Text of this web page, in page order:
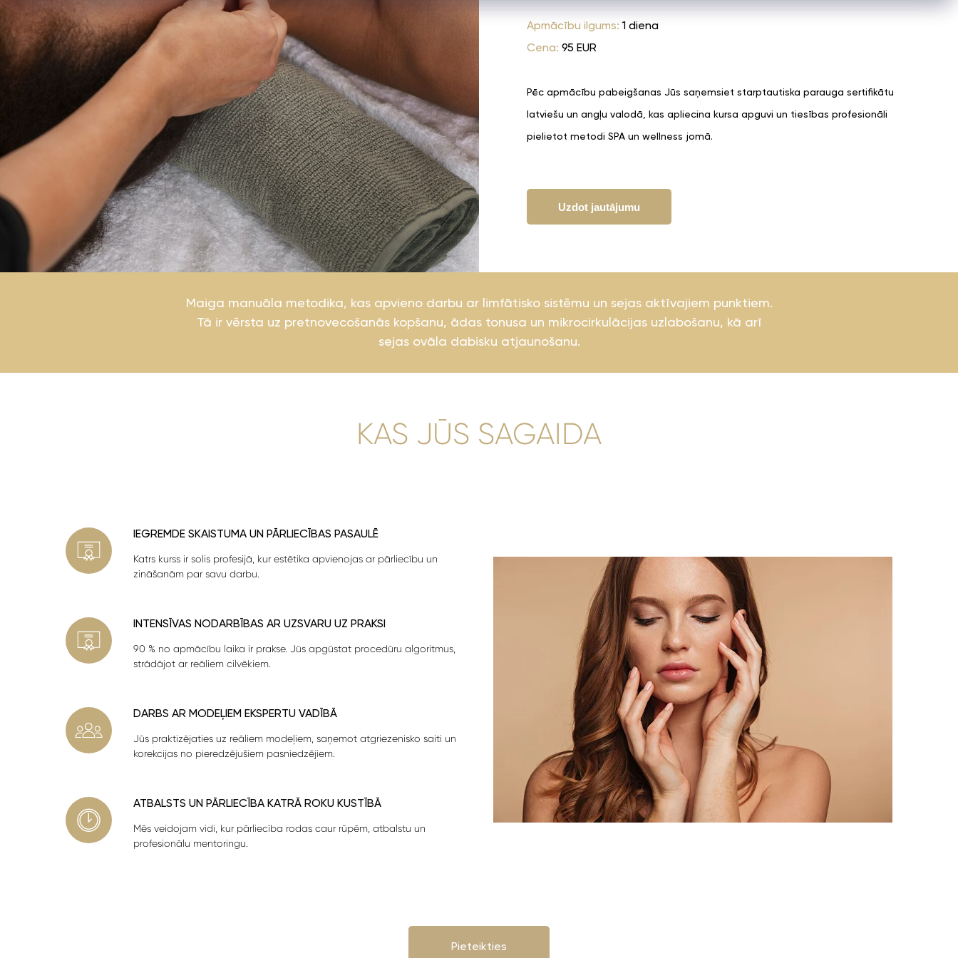
Apmācību ilgums:1 diena
Cena: 95 EUR
Pēc apmācību pabeigšanas Jūs saņemsiet starptautiska parauga sertifikātu
latviešu un angļu valodā, kas apliecina kursa apguvi un tiesības profesionāli
pielietot metodi SPA un wellness jomā.
Uzdot jautājumu
Maiga manuāla metodika, kas apvieno darbu ar limfātisko sistēmu un sejas aktīvajiem punktiem.
Tā ir vērsta uz pretnovecošanās kopšanu, ādas tonusa un mikrocirkulācijas uzlabošanu, kā arī
sejas ovāla dabisku atjaunošanu.
KAS JŪS SAGAIDA
IEGREMDE SKAISTUMA UN PĀRLIECĪBAS PASAULĒ
Katrs kurss ir solis profesijā, kur estētika apvienojas ar pārliecību un
zināšanām par savu darbu.
INTENSĪVAS NODARBĪBAS AR UZSVARU UZ PRAKSI
90 % no apmācību laika ir prakse. Jūs apgūstat procedūru algoritmus,
strādājot ar reāliem cilvēkiem.
DARBS AR MODEĻIEM EKSPERTU VADĪBĀ
Jūs praktizējaties uz reāliem modeļiem, saņemot atgriezenisko saiti un
korekcijas no pieredzējušiem pasniedzējiem.
ATBALSTS UN PĀRLIECĪBA KATRĀ ROKU KUSTĪBĀ
Mēs veidojam vidi, kur pārliecība rodas caur rūpēm, atbalstu un
profesionālu mentoringu.
Pieteikties